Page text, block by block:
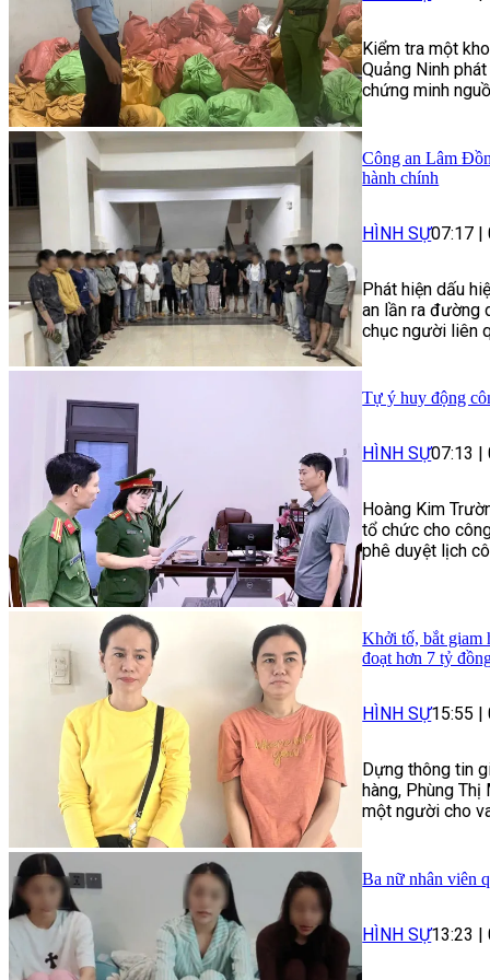
Kiểm tra một
Quảng Ninh
chứng minh
Công an Lâm
hành chính
HÌNH SỰ07:17 |
Phát hiện dấu
an lần ra đường
chục người liên
Tự ý huy động
HÌNH SỰ07:13
Hoàng Kim
tổ chức cho
phê duyệt lịch
Khởi tố, bắt giam
đoạt hơn 7 tỷ
HÌNH SỰ15:55 |
Dựng thông tin
hàng, Phùng
một người cho
Ba nữ nhân viên
HÌNH SỰ13:23 |